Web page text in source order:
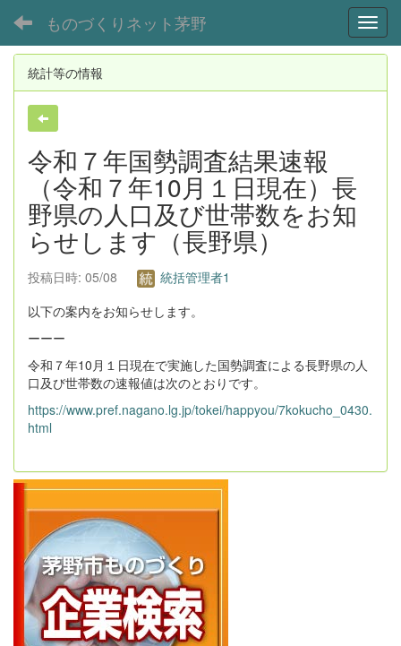
ものづくりネット茅野
統計等の情報
令和７年国勢調査結果速報
（令和７年10月１日現在）長
野県の人口及び世帯数をお知
らせします（長野県）
投稿日時: 05/08
統括管理者1
以下の案内をお知らせします。
ーーー
令和７年10月１日現在で実施した国勢調査による長野県の人
口及び世帯数の速報値は次のとおりです。
https://www.pref.nagano.lg.jp/tokei/happyou/7kokucho_0430.
html